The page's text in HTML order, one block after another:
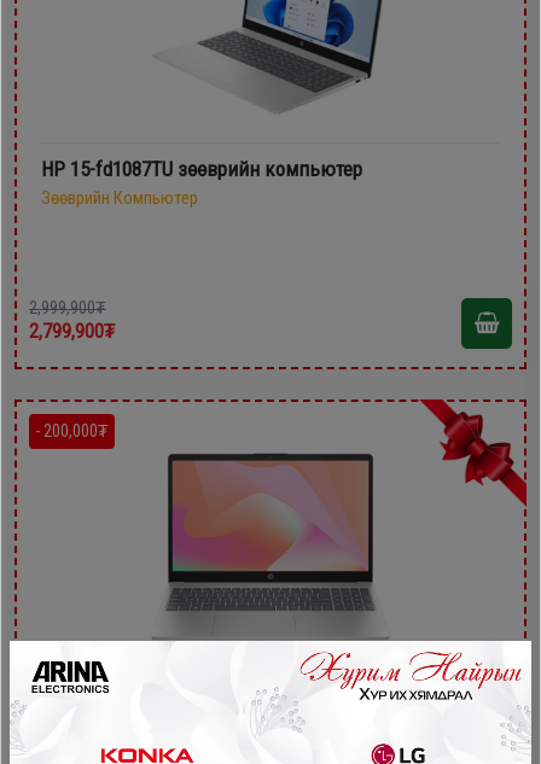
HP 15-fd1087TU зөөврийн компьютер
Зөөврийн Компьютер
2,999,900₮
2,799,900₮
- 200,000₮
HP 15-fd1086TU зөөврийн компьютер